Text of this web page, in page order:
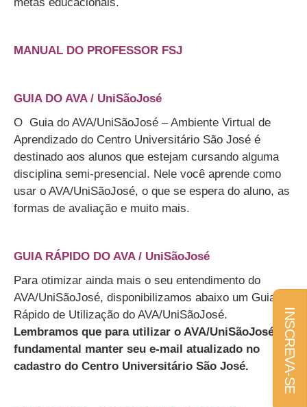
MANUAL DO PROFESSOR FSJ
GUIA DO AVA / UniSãoJosé
O Guia do AVA/UniSãoJosé – Ambiente Virtual de
Aprendizado do Centro Universitário São José é
destinado aos alunos que estejam cursando alguma
disciplina semi-presencial. Nele você aprende como
usar o AVA/UniSãoJosé, o que se espera do aluno, as
formas de avaliação e muito mais.
GUIA RÁPIDO DO AVA / UniSãoJosé
Para otimizar ainda mais o seu entendimento do
AVA/UniSãoJosé, disponibilizamos abaixo um Guia
Rápido de Utilização do AVA/UniSãoJosé.
Lembramos que para utilizar o AVA/UniSãoJosé, é
fundamental manter seu e-mail atualizado no
cadastro do Centro Universitário São José.
INSCREVA-SE